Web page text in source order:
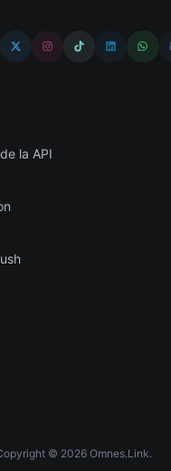
la API
© 2026 Omnes.Link.